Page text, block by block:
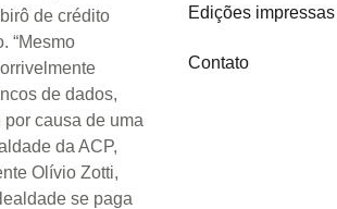
de crédito
“Mesmo
de dados,
causa de uma
da ACP,
Olívio Zotti,
se paga
Edições impressas
Contato